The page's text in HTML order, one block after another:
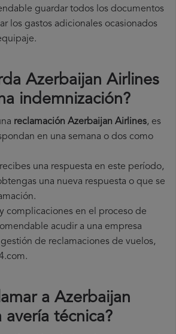
guardar todos los documentos
los gastos adicionales ocasionados
Azerbaijan Airlines
indemnización?
reclamación Azerbaijan Airlines, es
en una semana o dos como
una respuesta en este período,
una nueva respuesta o que se
complicaciones en el proceso de
acudir a una empresa
de reclamaciones de vuelos,
a Azerbaijan
avería técnica?